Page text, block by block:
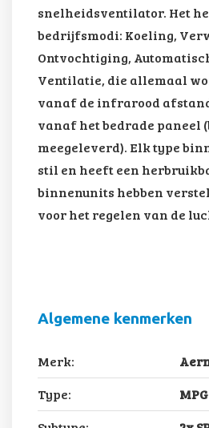
snelheidsventilator. Het
bedrijfsmodi: Koeling,
Ontvochtiging,
Ventilatie, die allemaal
vanaf de infrarood
vanaf het bedrade paneel
meegeleverd). Elk type
stil en heeft een
binnenunits hebben
voor het regelen van de
Algemene kenmerken
Merk:
Type: